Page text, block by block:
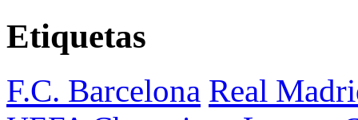
Etiquetas
F.C. Barcelona Real